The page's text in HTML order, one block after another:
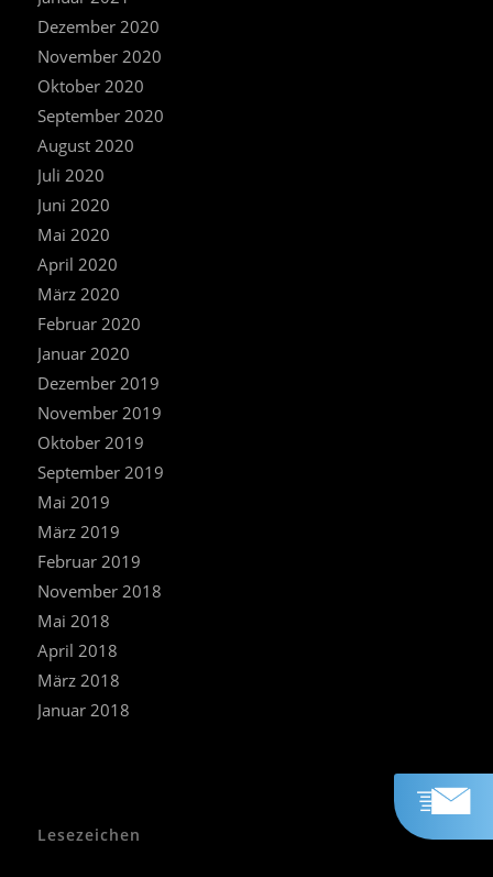
Dezember 2020
November 2020
Oktober 2020
September 2020
August 2020
Juli 2020
Juni 2020
Mai 2020
April 2020
März 2020
Februar 2020
Januar 2020
Dezember 2019
November 2019
Oktober 2019
September 2019
Mai 2019
März 2019
Februar 2019
November 2018
Mai 2018
April 2018
März 2018
Januar 2018
Lesezeichen